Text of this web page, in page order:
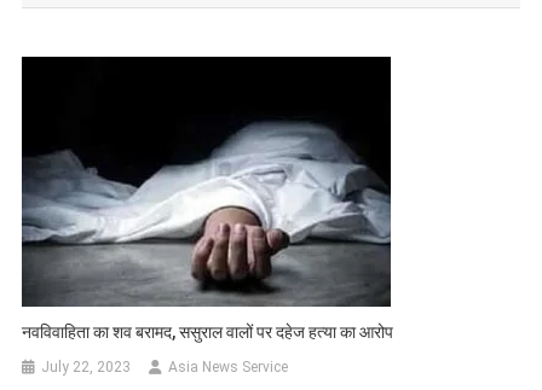
नवविवाहिता का शव बरामद, ससुराल वालों पर दहेज हत्या का आरोप
July 22, 2023 Asia News Service